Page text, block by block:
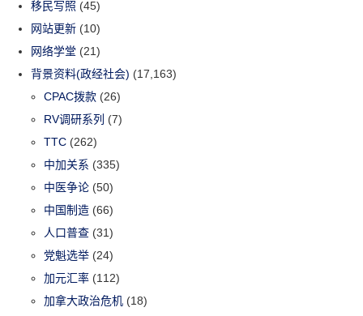
移民写照 (45)
网站更新 (10)
网络学堂 (21)
背景资料(政经社会) (17,163)
CPAC拨款 (26)
RV调研系列 (7)
TTC (262)
中加关系 (335)
中医争论 (50)
中国制造 (66)
人口普查 (31)
党魁选举 (24)
加元汇率 (112)
加拿大政治危机 (18)